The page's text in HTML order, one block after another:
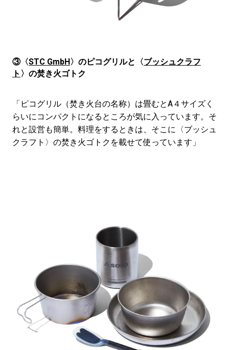
③〈STC GmbH〉のピコグリルと〈ブッシュクラフ
ト 〉の焚き火ゴトク
「ピコグリル（焚き火台の名称）は畳むとA４サイズく
らいにコンパクトになるところが気に入っています。そ
れと設営も簡単。料理をするときは、そこに〈ブッシュ
クラフト〉の焚き火ゴトクを載せて使っています」